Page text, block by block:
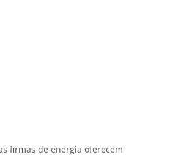
firmas de energia oferecem